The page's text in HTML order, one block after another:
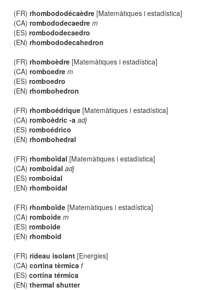
(FR)rhombododécaèdre [Matemàtiques i estadística]
(CA)rombododecaedre m
(ES)rombododecaedro
(EN)rhombododecahedron
(FR)rhomboèdre [Matemàtiques i estadística]
(CA)romboedre m
(ES)romboedro
(EN)rhombohedron
(FR)rhomboédrique [Matemàtiques i estadística]
(CA)romboèdric -a adj
(ES)romboédrico
(EN)rhombohedral
(FR)rhomboïdal [Matemàtiques i estadística]
(CA)romboidal adj
(ES)romboidal
(EN)rhomboidal
(FR)rhomboïde [Matemàtiques i estadística]
(CA)romboide m
(ES)romboide
(EN)rhomboid
(FR)rideau isolant [Energies]
(CA)cortina tèrmica f
(ES)cortina térmica
(EN)thermal shutter